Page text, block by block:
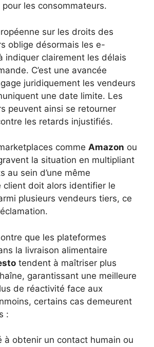
les consommateurs.
sur les droits des
oblige désormais les e-
indiquer clairement les délais
C’est une avancée
juridiquement les vendeurs
une date limite. Les
peuvent ainsi se retourner
les retards injustifiés.
comme Amazon ou
la situation en multipliant
au sein d’une même
client doit alors identifier le
plusieurs vendeurs tiers, ce
que les plateformes
la livraison alimentaire
tendent à maîtriser plus
garantissant une meilleure
de réactivité face aux
certains cas demeurent
:
à obtenir un contact humain ou